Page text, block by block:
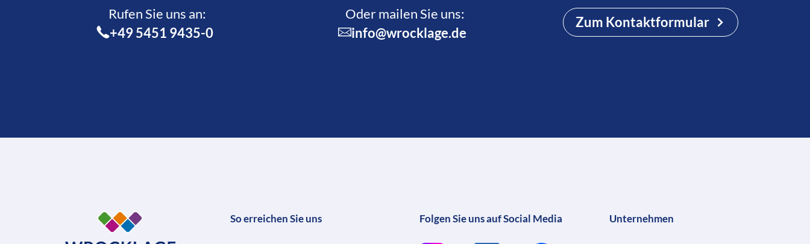
Rufen Sie uns an:­
+49 5451 9435-0
Oder mailen Sie uns:
info@wrocklage.de
Zum Kontaktformular
So erreichen Sie uns Folgen Sie uns auf Social Media Unternehmen